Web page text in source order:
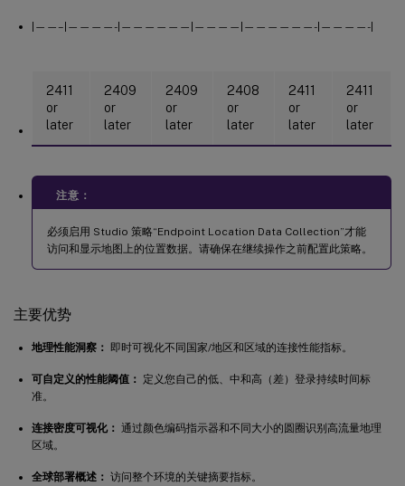
|——–|————-|——————|————|——————-|————-|
2411
or
later
2409
or
later
2409
or
later
2408
or
later
2411
or
later
2411
or
later
注意：
必须启用 Studio 策略“Endpoint Location Data Collection”才能
访问和显示地图上的位置数据。请确保在继续操作之前配置此策略。
主要优势
地理性能洞察： 即时可视化不同国家/地区和区域的连接性能指标。
可自定义的性能阈值：
定义您自己的低、中和高（差）登录持续时间标
准。
连接密度可视化： 通过颜色编码指示器和不同大小的圆圈识别高流量地理
区域。
全球部署概述： 访问整个环境的关键摘要指标。